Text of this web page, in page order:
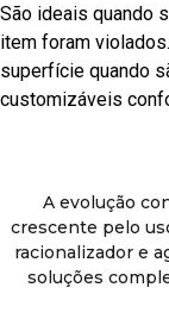
São ideais quando
item foram
superfície quando
customizáveis
A evolução
crescente pelo
racionalizador e
soluções